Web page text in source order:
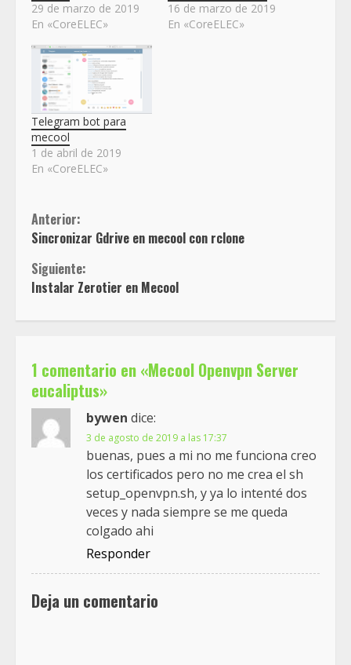
29 de marzo de 2019
En «CoreELEC»
16 de marzo de 2019
En «CoreELEC»
Telegram bot para
mecool
1 de abril de 2019
En «CoreELEC»
Sigue
leyendo
Anterior:
Sincronizar Gdrive en mecool con rclone
Siguiente:
Instalar Zerotier en Mecool
1 comentario en «Mecool Openvpn Server
eucaliptus»
bywen dice:
3 de agosto de 2019 a las 17:37
buenas, pues a mi no me funciona creo
los certificados pero no me crea el sh
setup_openvpn.sh, y ya lo intenté dos
veces y nada siempre se me queda
colgado ahi
Responder
Deja un comentario